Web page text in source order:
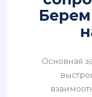
Берем
Основная